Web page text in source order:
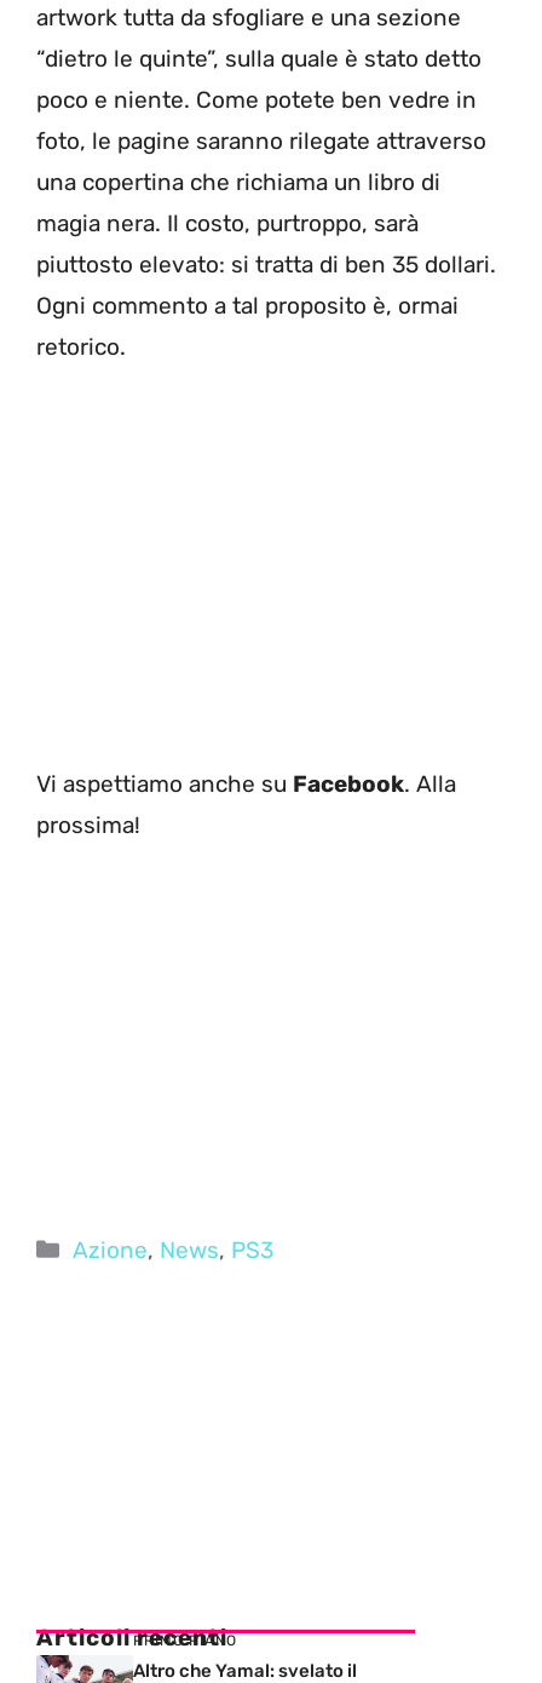
artwork tutta da sfogliare e una sezione
“dietro le quinte”, sulla quale è stato detto
poco e niente. Come potete ben vedre in
foto, le pagine saranno rilegate attraverso
una copertina che richiama un libro di
magia nera. Il costo, purtroppo, sarà
piuttosto elevato: si tratta di ben 35 dollari.
Ogni commento a tal proposito è, ormai
retorico.
Vi aspettiamo anche su Facebook. Alla
prossima!
Categorie
Azione, News, PS3
Articoli recenti
PRIMO PIANO
Altro che Yamal: svelato il